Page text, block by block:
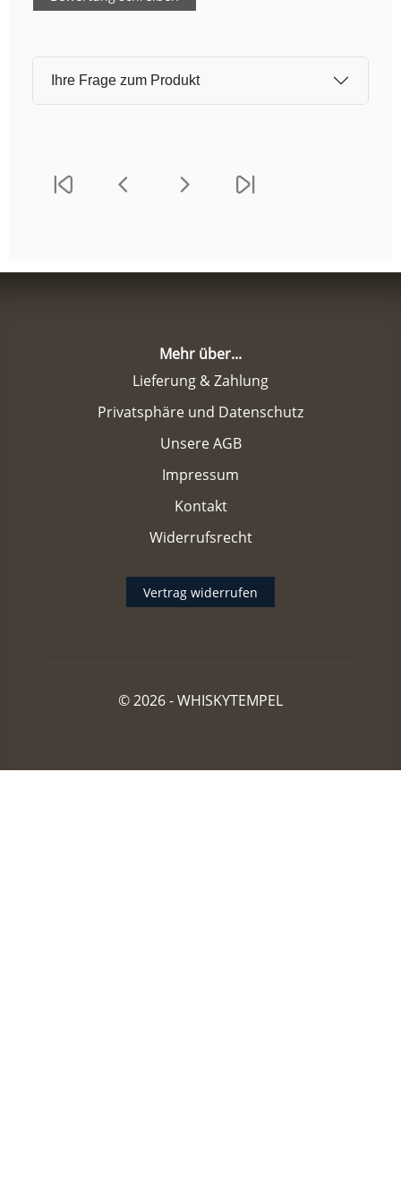
Ihre Frage zum Produkt
Mehr über...
Lieferung & Zahlung
Privatsphäre und Datenschutz
Unsere AGB
Impressum
Kontakt
Widerrufsrecht
Vertrag widerrufen
© 2026 -WHISKYTEMPEL